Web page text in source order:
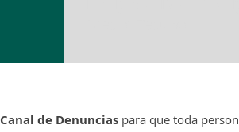
Canal de Denuncias para que toda